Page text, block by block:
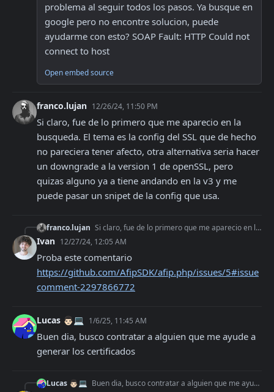
problema al seguir todos los pasos. Ya busque en
google pero no encontre solucion, puede
ayudarme con esto? SOAP Fault: HTTP Could not
connect to host
Open embed source
franco.lujan 12/26/24, 11:50 PM
Si claro, fue de lo primero que me aparecio en la
busqueda. El tema es la config del SSL que de hecho
no pareciera tener afecto, otra alternativa seria hacer
un downgrade a la version 1 de openSSL, pero
quizas alguno ya a tiene andando en la v3 y me
puede pasar un snipet de la config que usa.
franco.lujan Si claro, fue de lo primero que me aparecio en la busqueda. El tema es la config del SSL que de hecho no pareciera tener afecto, otra alternativa seria hacer un
Ivan 12/27/24, 12:05 AM
https://github.com/AfipSDK/afip.php/issues/5#issue
comment-2297866772
Lucas 👨🏻💻 1/6/25, 11:45 AM
Buen dia, busco contratar a alguien que me ayude a
generar los certificados
Lucas 👨🏻💻 Buen dia, busco contratar a alguien que me ayude a generar los certificados